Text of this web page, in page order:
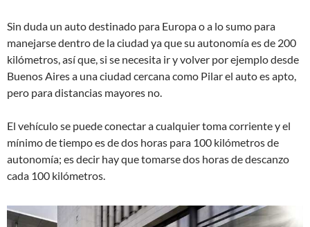
Sin duda un auto destinado para Europa o a lo sumo para
manejarse dentro de la ciudad ya que su autonomía es de 200
kilómetros, así que, si se necesita ir y volver por ejemplo desde
Buenos Aires a una ciudad cercana como Pilar el auto es apto,
pero para distancias mayores no.
El vehículo se puede conectar a cualquier toma corriente y el
mínimo de tiempo es de dos horas para 100 kilómetros de
autonomía; es decir hay que tomarse dos horas de descanzo
cada 100 kilómetros.